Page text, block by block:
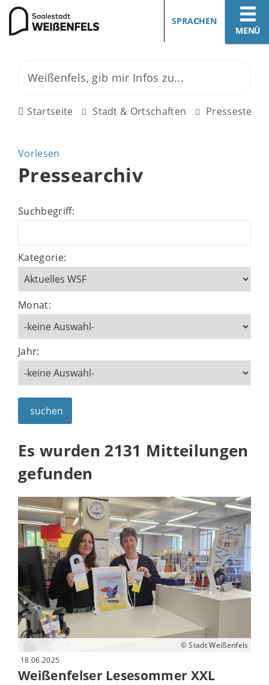
MENÜ
SPRACHEN
Startseite Stadt & Ortschaften Pressestelle
Vorlesen
Pressearchiv
Suchbegriff:
Kategorie:
Monat:
Jahr:
suchen
Es wurden 2131 Mitteilungen
gefunden
© Stadt Weißenfels
18.06.2025
Weißenfelser Lesesommer XXL